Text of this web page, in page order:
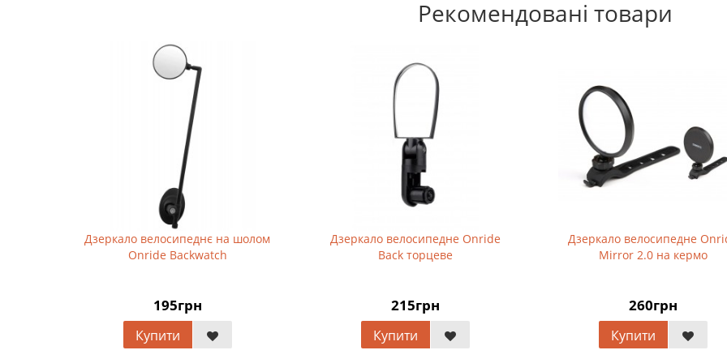
Рекомендовані товари
Дзеркало велосипеднє на шолом
Onride Backwatch
195грн
Купити
Дзеркало велосипедне Onride
Back торцеве
215грн
Купити
Дзеркало велосипедне
Mirror 2.0 на кермо
260грн
Купити